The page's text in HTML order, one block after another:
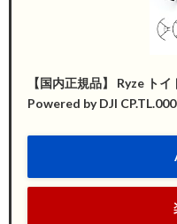
【国内正規品】 Ryze ト
Powered by DJI